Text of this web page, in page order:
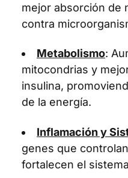
mejor absorción de
contra
Metabolismo:
mitocondrias y
insulina,
de la energía.
Inflamación y
genes que
fortalecen el